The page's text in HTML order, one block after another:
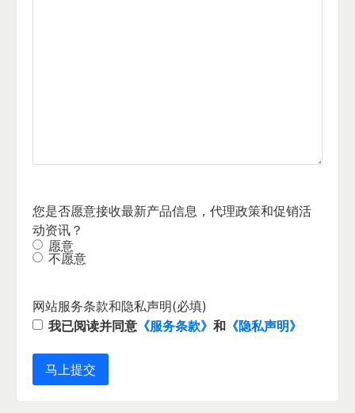
您是否愿意接收最新产品信息，代理政策和促销活
动资讯？
愿意
不愿意
网站服务条款和隐私声明(必填)
我已阅读并同意 《服务条款》 和 《隐私声明》